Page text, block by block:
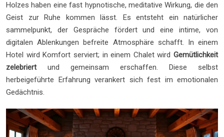
Holzes haben eine fast hypnotische, meditative Wirkung, die den
Geist zur Ruhe kommen lässt. Es entsteht ein natürlicher
sammelpunkt, der Gespräche fördert und eine intime, von
digitalen Ablenkungen befreite Atmosphäre schafft. In einem
Hotel wird Komfort serviert; in einem Chalet wird Gemütlichkeit
zelebriertund gemeinsam erschaffen. Diese selbst
herbeigeführte Erfahrung verankert sich fest im emotionalen
Gedächtnis.